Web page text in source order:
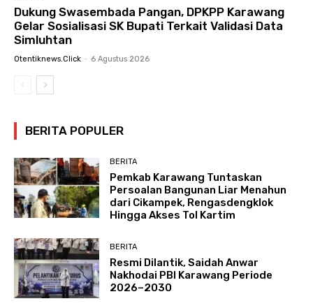
Dukung Swasembada Pangan, DPKPP Karawang
Gelar Sosialisasi SK Bupati Terkait Validasi Data
Simluhtan
Otentiknews.click - 6 Agustus 2026
BERITA POPULER
BERITA
Pemkab Karawang Tuntaskan
Persoalan Bangunan Liar Menahun
dari Cikampek, Rengasdengklok
Hingga Akses Tol Kartim
BERITA
Resmi Dilantik, Saidah Anwar
Nakhodai PBI Karawang Periode
2026–2030